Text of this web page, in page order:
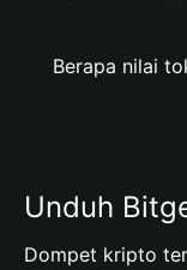
Berapa nilai
Unduh
Dompet kripto